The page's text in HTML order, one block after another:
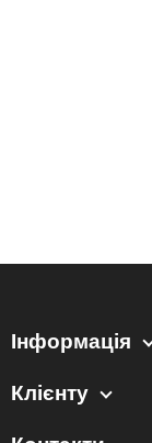
Інформація
Клієнту